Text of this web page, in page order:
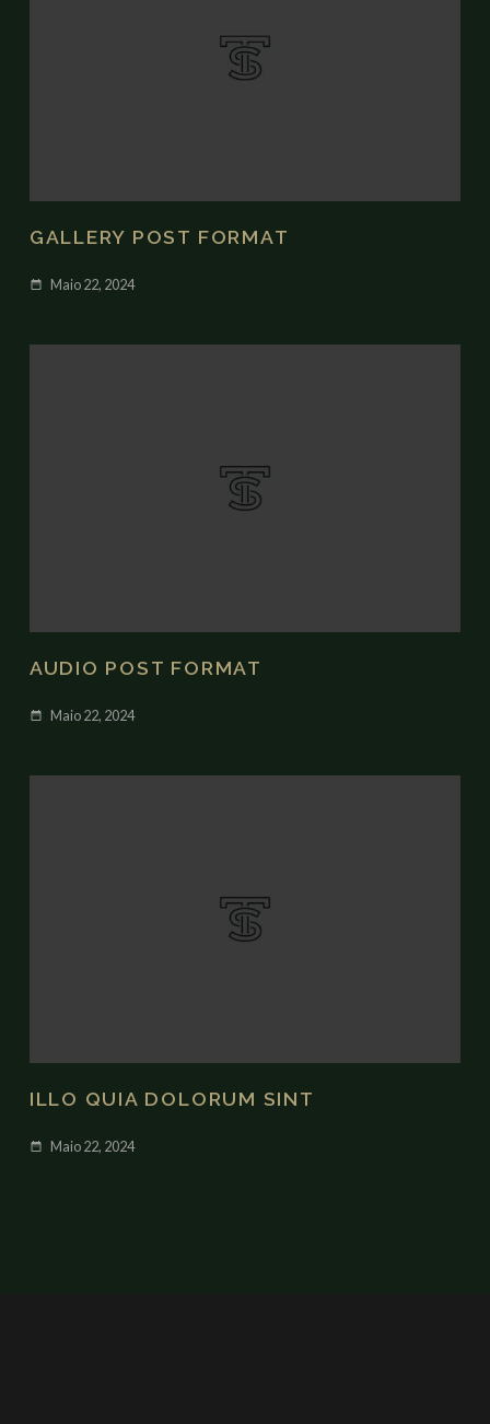
GALLERY POST FORMAT
date_range Maio 22, 2024
AUDIO POST FORMAT
date_range Maio 22, 2024
ILLO QUIA DOLORUM SINT
date_range Maio 22, 2024